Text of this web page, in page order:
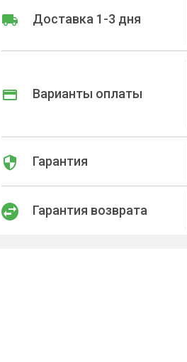
Доставка 1-3 дня
Варианты оплаты
Гарантия
Гарантия возврата